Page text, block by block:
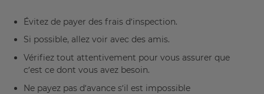
Évitez de payer des frais d’inspection.
Si possible, allez voir avec des amis.
Vérifiez tout attentivement pour vous assurer que
c’est ce dont vous avez besoin.
Ne payez pas d’avance s’il est impossible